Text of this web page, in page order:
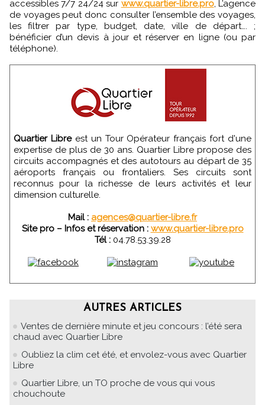
accessibles 7/7 24/24 sur www.quartier-libre.pro, L’agence
de voyages peut donc consulter l’ensemble des voyages,
les filtrer par type, budget, date, ville de départ…. ;
bénéficier d’un devis à jour et réserver en ligne (ou par
téléphone).
Quartier Libreest un Tour Opérateur français fort d'une
expertise de plus de 30 ans. Quartier Libre propose des
circuits accompagnés et des autotours au départ de 35
aéroports français ou frontaliers. Ses circuits sont
reconnus pour la richesse de leurs activités et leur
dimension culturelle.
Mail : agences@quartier-libre.fr
Site pro – Infos et réservation : www.quartier-libre.pro
Tél :04.78.53.39.28
AUTRES ARTICLES
Ventes de dernière minute et jeu concours : l’été sera
chaud avec Quartier Libre
Oubliez la clim cet été, et envolez-vous avec Quartier
Libre
Quartier Libre, un TO proche de vous qui vous
chouchoute